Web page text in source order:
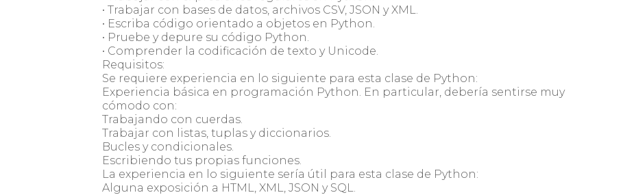
• Trabajar con bases de datos, archivos CSV, JSON y XML.
• Escriba código orientado a objetos en Python.
• Pruebe y depure su código Python.
• Comprender la codificación de texto y Unicode.
Requisitos:
Se requiere experiencia en lo siguiente para esta clase de Python:
Experiencia básica en programación Python. En particular, debería sentirse muy
cómodo con:
Trabajando con cuerdas.
Trabajar con listas, tuplas y diccionarios.
Bucles y condicionales.
Escribiendo tus propias funciones.
La experiencia en lo siguiente sería útil para esta clase de Python:
Alguna exposición a HTML, XML, JSON y SQL.